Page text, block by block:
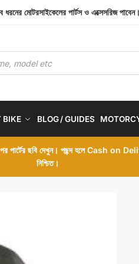
মোটরসাইকেলের পার্টস ও এক্সেসরিজ পাবেন।
BIKE BLOG / GUIDES
পার্টের ছবি দেখুন। পছন্দ হলে Cash on
নিশ্চিত।